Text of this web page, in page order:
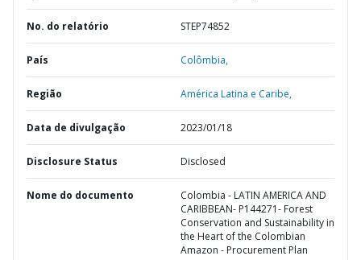
No. do relatório STEP74852
País Colômbia,
Região América Latina e Caribe,
Data de divulgação 2023/01/18
Disclosure Status Disclosed
Nome do documento
Colombia - LATIN AMERICA AND
CARIBBEAN- P144271- Forest
Conservation and Sustainability in
the Heart of the Colombian
Amazon - Procurement Plan